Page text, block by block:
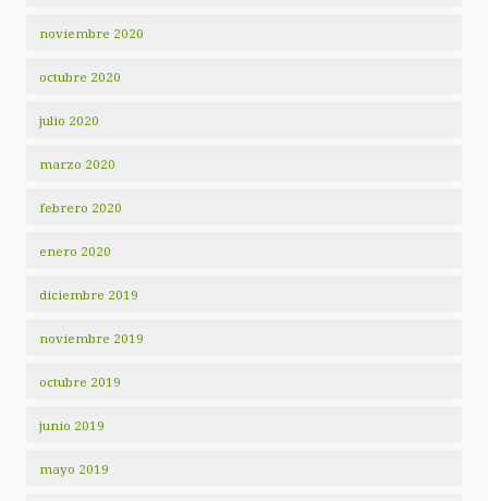
noviembre 2020
octubre 2020
julio 2020
marzo 2020
febrero 2020
enero 2020
diciembre 2019
noviembre 2019
octubre 2019
junio 2019
mayo 2019